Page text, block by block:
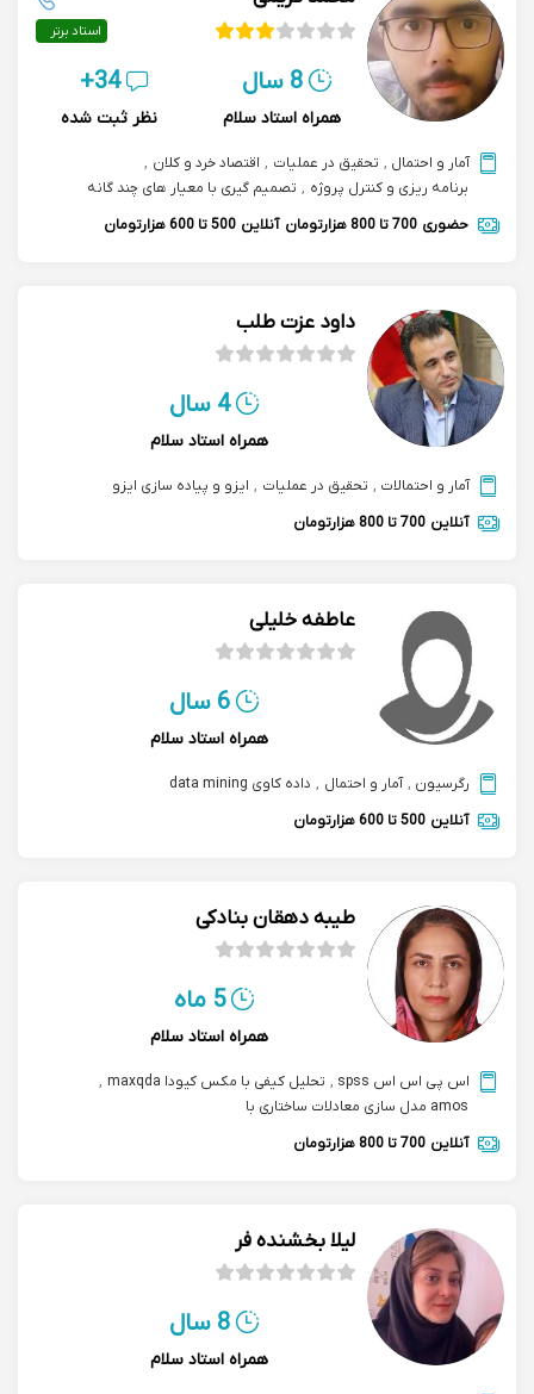
استاد برتر
8 سال
همراه استاد سلام
34+
نظر ثبت شده
آمار و احتمال , تحقیق در عملیات , اقتصاد خرد و کلان ,
برنامه ریزی و کنترل پروژه , تصمیم گیری با معیار های چند گانه
حضوری 700 تا 800 هزارتومان آنلاین 500 تا 600 هزارتومان
داود عزت طلب
4 سال
همراه استاد سلام
آمار و احتمالات , تحقیق در عملیات , ایزو و پیاده سازی ایزو
آنلاین 700 تا 800 هزارتومان
عاطفه خلیلی
6 سال
همراه استاد سلام
رگرسیون , آمار و احتمال , داده کاوی data mining
آنلاین 500 تا 600 هزارتومان
طیبه دهقان بنادکی
5 ماه
همراه استاد سلام
اس پی اس اس spss , تحلیل کیفی با مکس کیودا maxqda
,
amos مدل سازی معادلات ساختاری با
آنلاین 700 تا 800 هزارتومان
لیلا بخشنده فر
8 سال
همراه استاد سلام